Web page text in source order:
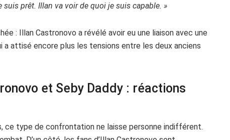
suis prêt. Illan va voir de quoi je suis capable. »
: Illan Castronovo a révélé avoir eu une liaison avec une
a attisé encore plus les tensions entre les deux anciens
et Seby Daddy : réactions
ce type de confrontation ne laisse personne indifférent.